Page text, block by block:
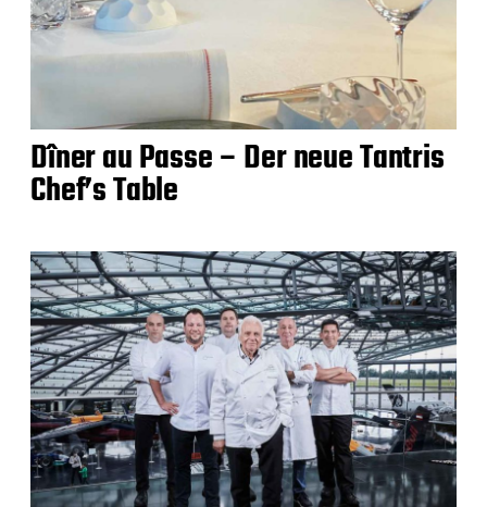
Dîner au Passe – Der neue Tantris
Chef’s Table